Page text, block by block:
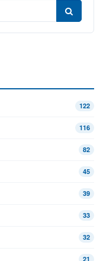
122
116
82
45
39
33
32
21